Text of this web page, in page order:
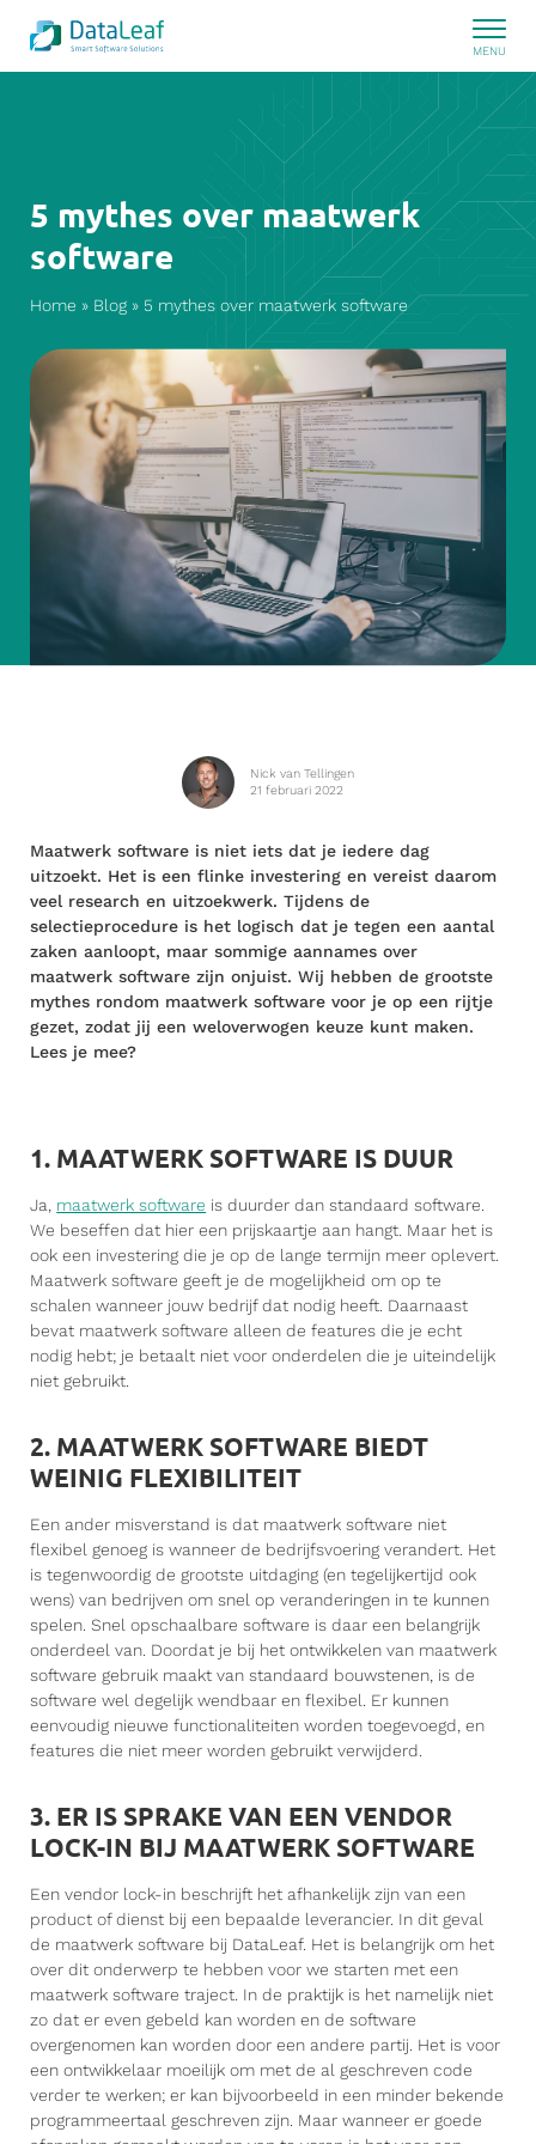
5 mythes over maatwerk
software
Home » Blog » 5 mythes over maatwerk software
Nick van Tellingen
21 februari 2022
Maatwerk software is niet iets dat je iedere dag
uitzoekt. Het is een flinke investering en vereist daarom
veel research en uitzoekwerk. Tijdens de
selectieprocedure is het logisch dat je tegen een aantal
zaken aanloopt, maar sommige aannames over
maatwerk software zijn onjuist. Wij hebben de grootste
mythes rondom maatwerk software voor je op een rijtje
gezet, zodat jij een weloverwogen keuze kunt maken.
Lees je mee?
1. MAATWERK SOFTWARE IS DUUR
Ja, maatwerk software is duurder dan standaard software.
We beseffen dat hier een prijskaartje aan hangt. Maar het is
ook een investering die je op de lange termijn meer oplevert.
Maatwerk software geeft je de mogelijkheid om op te
schalen wanneer jouw bedrijf dat nodig heeft. Daarnaast
bevat maatwerk software alleen de features die je echt
nodig hebt; je betaalt niet voor onderdelen die je uiteindelijk
niet gebruikt.
2. MAATWERK SOFTWARE BIEDT
WEINIG FLEXIBILITEIT
Een ander misverstand is dat maatwerk software niet
flexibel genoeg is wanneer de bedrijfsvoering verandert. Het
is tegenwoordig de grootste uitdaging (en tegelijkertijd ook
wens) van bedrijven om snel op veranderingen in te kunnen
spelen. Snel opschaalbare software is daar een belangrijk
onderdeel van. Doordat je bij het ontwikkelen van maatwerk
software gebruik maakt van standaard bouwstenen, is de
software wel degelijk wendbaar en flexibel. Er kunnen
eenvoudig nieuwe functionaliteiten worden toegevoegd, en
features die niet meer worden gebruikt verwijderd.
3. ER IS SPRAKE VAN EEN VENDOR
LOCK-IN BIJ MAATWERK SOFTWARE
Een vendor lock-in beschrijft het afhankelijk zijn van een
product of dienst bij een bepaalde leverancier. In dit geval
de maatwerk software bij DataLeaf. Het is belangrijk om het
over dit onderwerp te hebben voor we starten met een
maatwerk software traject. In de praktijk is het namelijk niet
zo dat er even gebeld kan worden en de software
overgenomen kan worden door een andere partij. Het is voor
een ontwikkelaar moeilijk om met de al geschreven code
verder te werken; er kan bijvoorbeeld in een minder bekende
programmeertaal geschreven zijn. Maar wanneer er goede